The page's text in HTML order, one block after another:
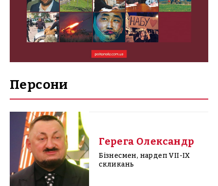
Персони
Герега Олександр
Бізнесмен, нардеп VII-IX
скликань